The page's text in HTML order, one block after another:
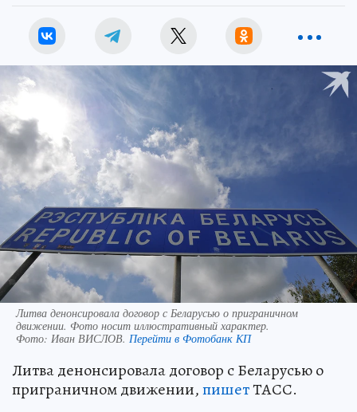
Литва денонсировала договор с Беларусью о приграничном
движении. Фото носит иллюстративный характер.
Фото: Иван ВИСЛОВ. Перейти в Фотобанк КП
Литва денонсировала договор с Беларусью о
приграничном движении,пишетТАСС.